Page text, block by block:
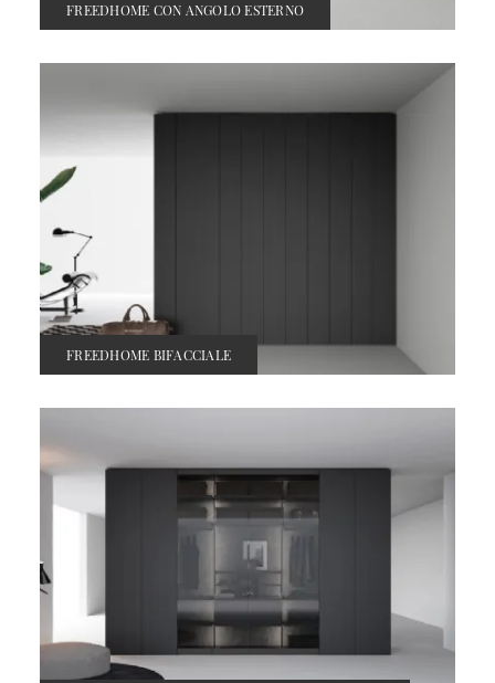
FREEDHOME CON ANGOLO ESTERNO
FREEDHOME BIFACCIALE